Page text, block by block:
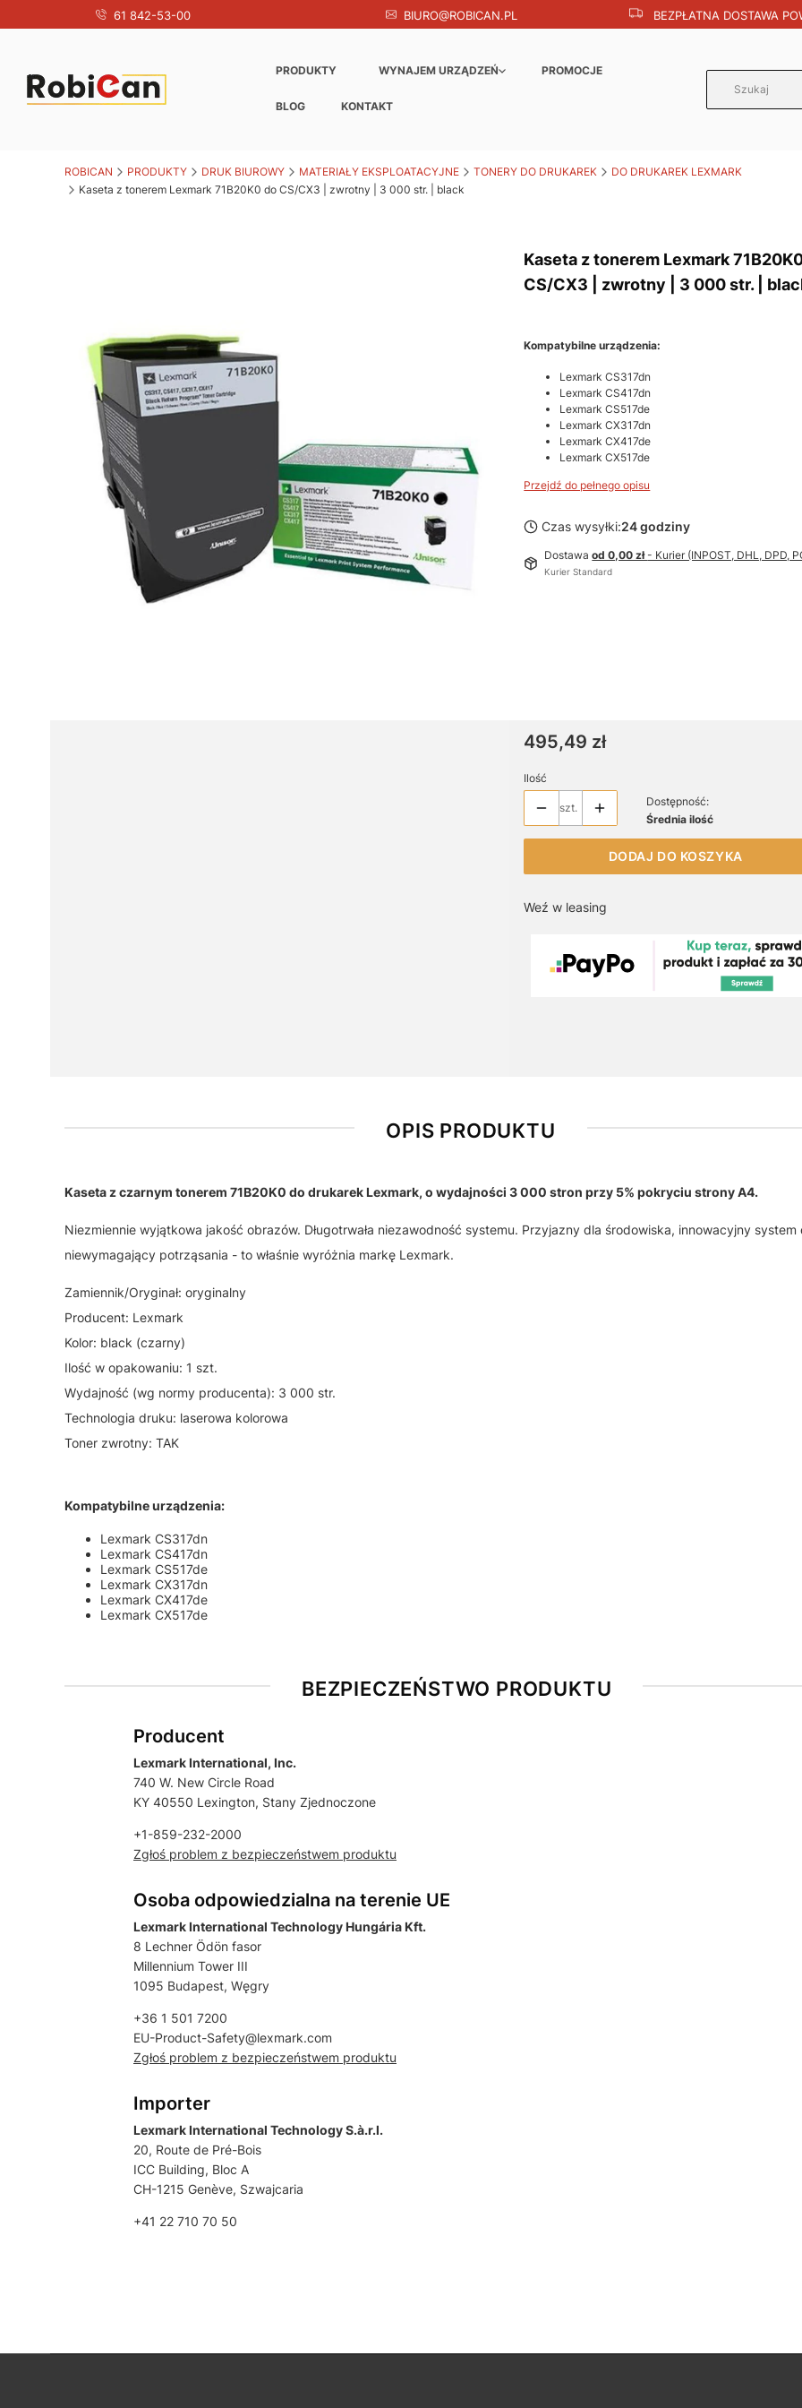
61 842-53-00 BIURO@ROBICAN.PL BEZPŁATNA DOSTAWA
PRODUKTY WYNAJEM URZĄDZEŃ PROMOCJE
BLOG KONTAKT
ROBICAN PRODUKTY DRUK BIUROWY MATERIAŁY EKSPLOATACYJNE TONERY DO DRUKAREK
DO DRUKAREK LEXMARK
Kaseta z tonerem Lexmark 71B20K0 do CS/CX3 | zwrotny | 3 000 str. | black
Kaseta z tonerem Lexmark
CS/CX3 | zwrotny | 3 000 str. |
Kompatybilne urządzenia:
Lexmark CS317dn
Lexmark CS417dn
Lexmark CS517de
Lexmark CX317dn
Lexmark CX417de
Lexmark CX517de
Przejdź do pełnego opisu
Czas wysyłki:24 godziny
Dostawaod 0,00 zł- Kurier (INPOST, DHL, DPD,
Kurier Standard
Cena
495,49 zł
Ilość
szt.
Dostępność:
Średnia ilość
DODAJ DO KOSZYKA
Weź w leasing
OPIS PRODUKTU
Kaseta z czarnym tonerem 71B20K0 do drukarek Lexmark, o wydajności 3 000 stron przy 5% pokryciu strony A4.
Niezmiennie wyjątkowa jakość obrazów. Długotrwała niezawodność systemu. Przyjazny dla środowiska, innowacyjny system
niewymagający potrząsania - to właśnie wyróżnia markę Lexmark.
Zamiennik/Oryginał: oryginalny
Producent: Lexmark
Kolor: black (czarny)
Ilość w opakowaniu: 1 szt.
Wydajność (wg normy producenta): 3 000 str.
Technologia druku: laserowa kolorowa
Toner zwrotny: TAK
Kompatybilne urządzenia:
Lexmark CS317dn
Lexmark CS417dn
Lexmark CS517de
Lexmark CX317dn
Lexmark CX417de
Lexmark CX517de
BEZPIECZEŃSTWO PRODUKTU
Producent
Lexmark International, Inc.
740 W. New Circle Road
KY 40550 Lexington, Stany Zjednoczone
+1-859-232-2000
Zgłoś problem z bezpieczeństwem produktu
Osoba odpowiedzialna na terenie UE
Lexmark International Technology Hungária Kft.
8 Lechner Ödön fasor
Millennium Tower III
1095 Budapest, Węgry
+36 1 501 7200
EU-Product-Safety@lexmark.com
Zgłoś problem z bezpieczeństwem produktu
Importer
Lexmark International Technology S.à.r.l.
20, Route de Pré-Bois
ICC Building, Bloc A
CH-1215 Genève, Szwajcaria
+41 22 710 70 50